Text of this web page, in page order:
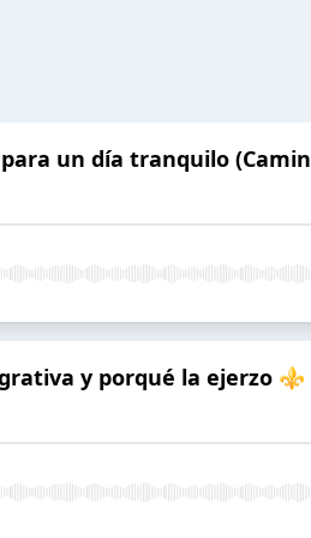
para un día tranquilo
y porqué la ejerzo ⚜️